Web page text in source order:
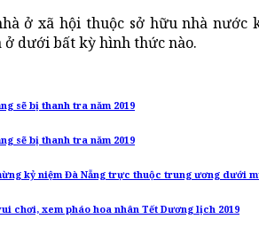
ở xã hội thuộc sở hữu nhà nước
ở dưới bất kỳ hình thức nào.
sẽ bị thanh tra năm 2019
sẽ bị thanh tra năm 2019
kỷ niệm Đà Nẵng trực thuộc trung ương dưới
chơi, xem pháo hoa nhân Tết Dương lịch 2019